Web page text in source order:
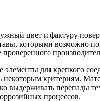
цвет и фактуру
которыми возможно
элементы для крепкого
некоторым критериям.
выдерживать перепады
процессов.